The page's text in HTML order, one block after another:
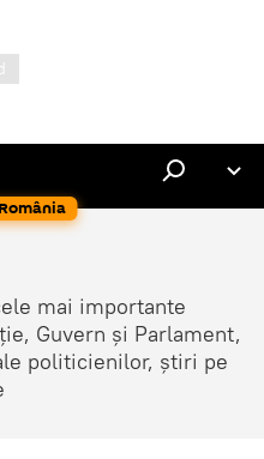
mai importante
Guvern și Parlament,
politicienilor, știri pe